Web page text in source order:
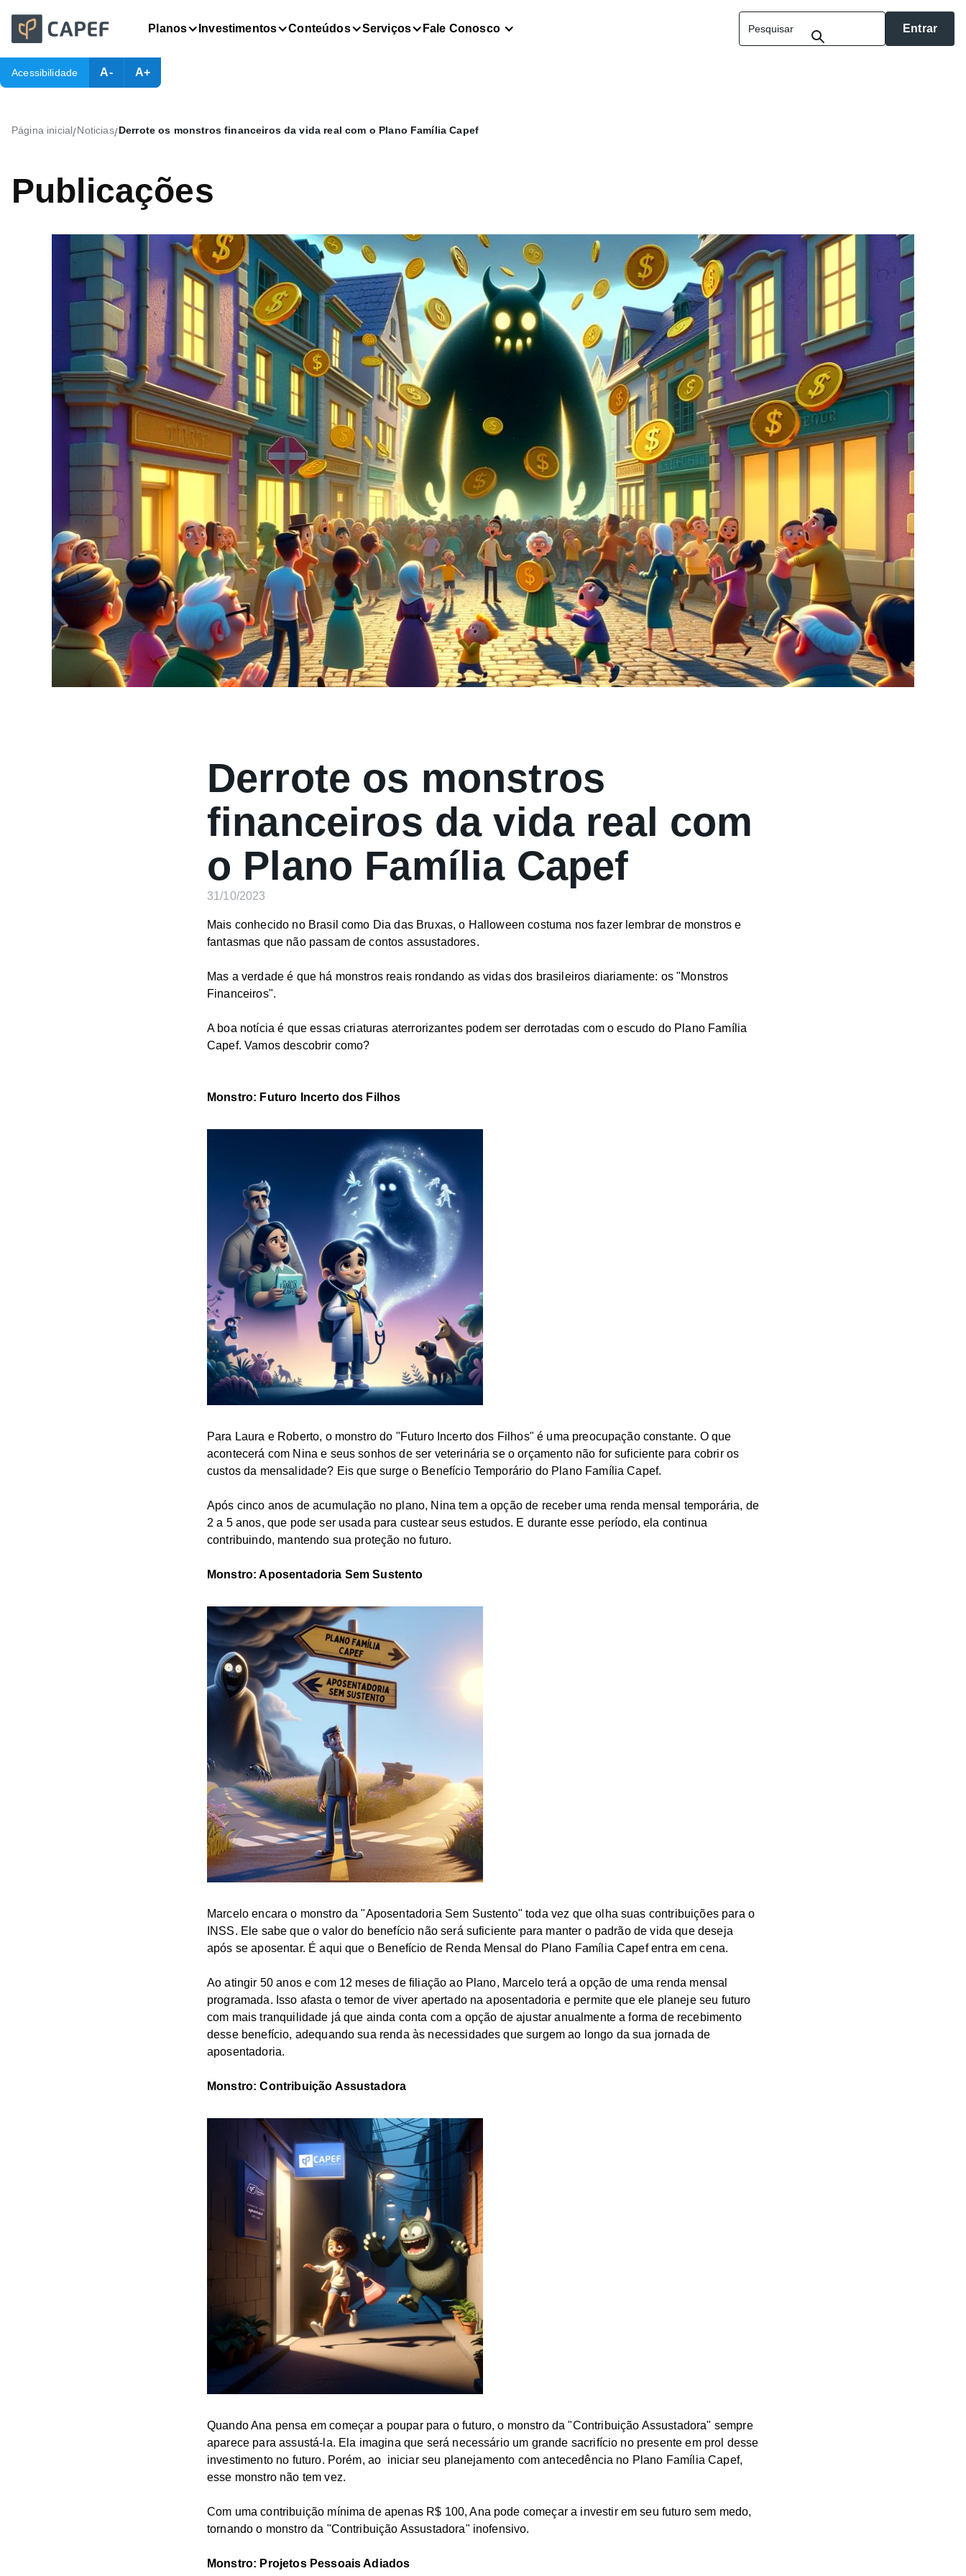
Planos Investimentos Conteúdos Serviços Fale Conosco Entrar
Acessibilidade A- A+
Página inicial/Noticias/Derrote os monstros financeiros da vida real com o Plano Família Capef
Publicações
Derrote os monstros
financeiros da vida real com
o Plano Família Capef
31/10/2023
Mais conhecido no Brasil como Dia das Bruxas, o Halloween costuma nos fazer lembrar de monstros e
fantasmas que não passam de contos assustadores.
Mas a verdade é que há monstros reais rondando as vidas dos brasileiros diariamente: os "Monstros
Financeiros".
A boa notícia é que essas criaturas aterrorizantes podem ser derrotadas com o escudo do Plano Família
Capef. Vamos descobrir como?
Monstro: Futuro Incerto dos Filhos
Para Laura e Roberto, o monstro do "Futuro Incerto dos Filhos" é uma preocupação constante. O que
acontecerá com Nina e seus sonhos de ser veterinária se o orçamento não for suficiente para cobrir os
custos da mensalidade? Eis que surge o Benefício Temporário do Plano Família Capef.
Após cinco anos de acumulação no plano, Nina tem a opção de receber uma renda mensal temporária, de
2 a 5 anos, que pode ser usada para custear seus estudos. E durante esse período, ela continua
contribuindo, mantendo sua proteção no futuro.
Monstro: Aposentadoria Sem Sustento
Marcelo encara o monstro da "Aposentadoria Sem Sustento" toda vez que olha suas contribuições para o
INSS. Ele sabe que o valor do benefício não será suficiente para manter o padrão de vida que deseja
após se aposentar. É aqui que o Benefício de Renda Mensal do Plano Família Capef entra em cena.
Ao atingir 50 anos e com 12 meses de filiação ao Plano, Marcelo terá a opção de uma renda mensal
programada. Isso afasta o temor de viver apertado na aposentadoria e permite que ele planeje seu futuro
com mais tranquilidade já que ainda conta com a opção de ajustar anualmente a forma de recebimento
desse benefício, adequando sua renda às necessidades que surgem ao longo da sua jornada de
aposentadoria.
Monstro: Contribuição Assustadora
Quando Ana pensa em começar a poupar para o futuro, o monstro da "Contribuição Assustadora" sempre
aparece para assustá-la. Ela imagina que será necessário um grande sacrifício no presente em prol desse
investimento no futuro. Porém, ao iniciar seu planejamento com antecedência no Plano Família Capef,
esse monstro não tem vez.
Com uma contribuição mínima de apenas R$ 100, Ana pode começar a investir em seu futuro sem medo,
tornando o monstro da "Contribuição Assustadora" inofensivo.
Monstro: Projetos Pessoais Adiados